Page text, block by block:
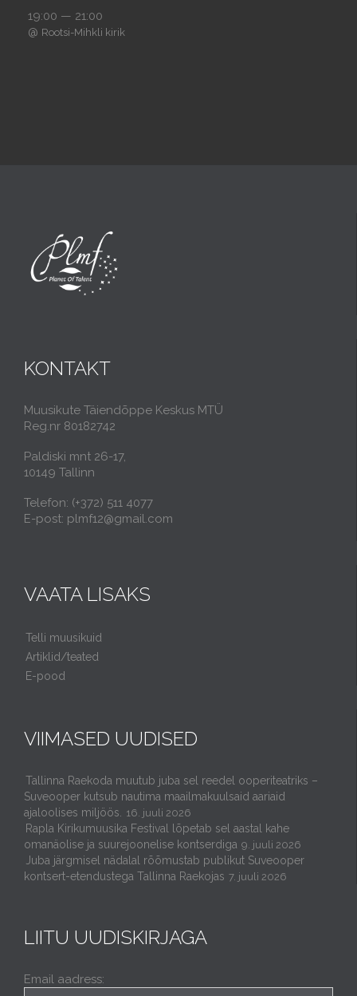
19:00 — 21:00
@ Rootsi-Mihkli kirik
KONTAKT
Muusikute Täiendõppe Keskus MTÜ
Reg.nr 80182742
Paldiski mnt 26-17,
10149 Tallinn
Telefon: (+372) 511 4077
E-post: plmf12@gmail.com
VAATA LISAKS
Telli muusikuid
Artiklid/teated
E-pood
VIIMASED UUDISED
Tallinna Raekoda muutub juba sel reedel ooperiteatriks –
Suveooper kutsub nautima maailmakuulsaid aariaid
ajaloolises miljöös.
16. juuli 2026
Rapla Kirikumuusika Festival lõpetab sel aastal kahe
omanäolise ja suurejoonelise kontserdiga 9. juuli 2026
Juba järgmisel nädalal rõõmustab publikut Suveooper
kontsert-etendustega Tallinna Raekojas 7. juuli 2026
LIITU UUDISKIRJAGA
Email aadress: